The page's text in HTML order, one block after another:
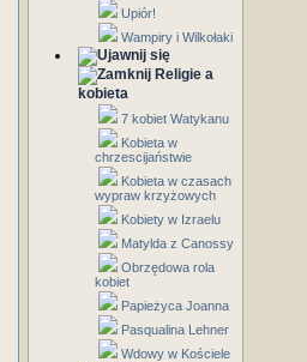
Upiór!
Wampiry i Wilkołaki
Religie a
kobieta
7 kobiet Watykanu
Kobieta w
chrzescijaństwie
Kobieta w czasach
wypraw krzyżowych
Kobiety w Izraelu
Matylda z Canossy
Obrzędowa rola
kobiet
Papieżyca Joanna
Pasqualina Lehner
Wdowy w Kościele